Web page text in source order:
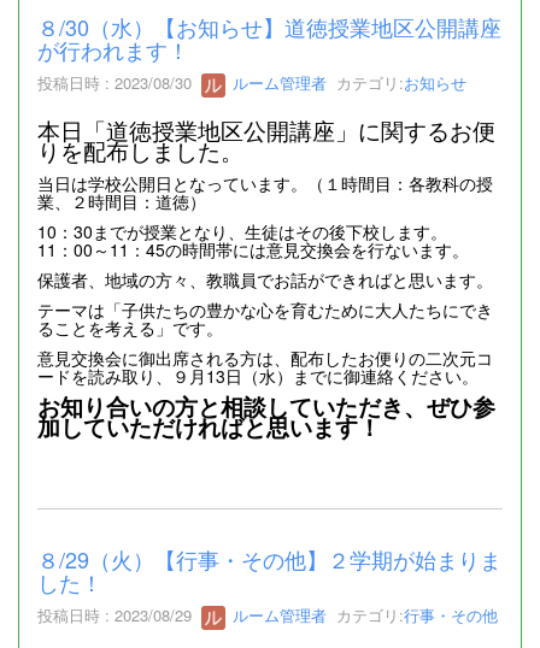
８/30（水）【お知らせ】道徳授業地区公開講座
が行われます！
投稿日時 : 2023/08/30 ルーム管理者 カテゴリ:お知らせ
本日「道徳授業地区公開講座」に関するお便
りを配布しました。
当日は学校公開日となっています。（１時間目：各教科の授
業、２時間目：道徳）
10：30までが授業となり、生徒はその後下校します。
11：00～11：45の時間帯には意見交換会を行ないます。
保護者、地域の方々、教職員でお話ができればと思います。
テーマは「子供たちの豊かな心を育むために大人たちにでき
ることを考える」です。
意見交換会に御出席される方は、配布したお便りの二次元コ
ードを読み取り、９月13日（水）までに御連絡ください。
お知り合いの方と相談していただき、ぜひ参
加していただければと思います！
８/29（火）【行事・その他】２学期が始まりま
した！
投稿日時 : 2023/08/29 ルーム管理者 カテゴリ:行事・その他